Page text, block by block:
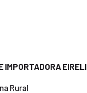
IMPORTADORA EIRELI
Rural